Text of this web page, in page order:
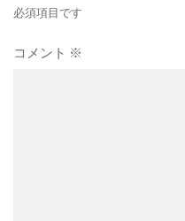
ョ
ン
必須項目です
コメント ※